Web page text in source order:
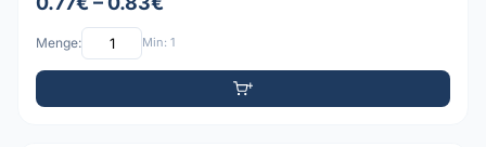
Menge: Min: 1